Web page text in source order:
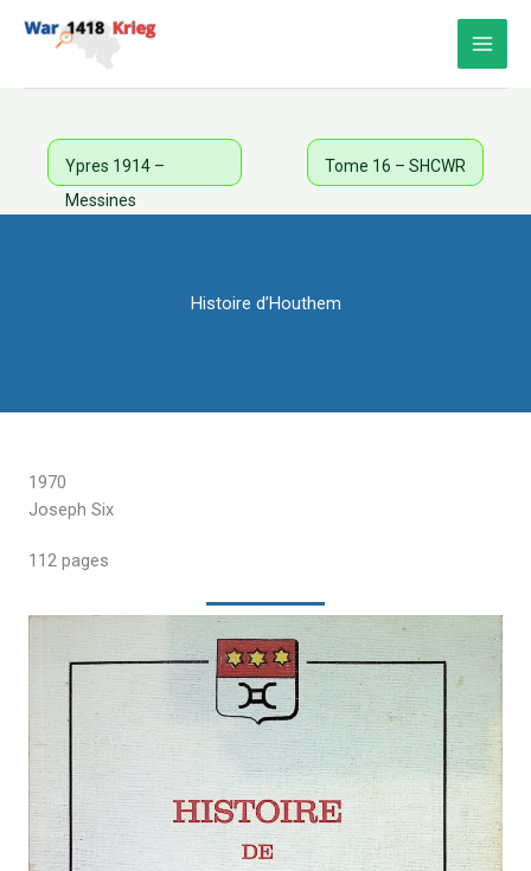
Ypres 1914 –
Messines
Tome 16 – SHCWR
Histoire d’Houthem
1970
Joseph Six
112 pages